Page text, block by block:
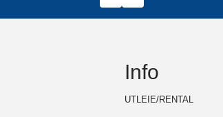
Info
UTLEIE/RENTAL